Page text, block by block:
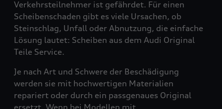
Verkehrsteilnehmer ist gefährdet. Für einen
Scheibenschaden gibt es viele Ursachen, ob
Steinschlag, Unfall oder Abnutzung, die einfache
Lösung lautet: Scheiben aus dem Audi Original
Teile Service.
Je nach Art und Schwere der Beschädigung
werden sie mit hochwertigen Materialien
repariert oder durch ein passgenaues Original
ersetzt. Wenn bei Modellen mit